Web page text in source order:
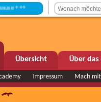
Übersicht Über
Impressum Mach mit